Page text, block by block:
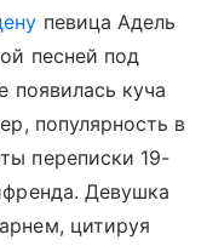
певица Адель
песней под
появилась куча
популярность в
переписки 19-
Девушка
цитируя